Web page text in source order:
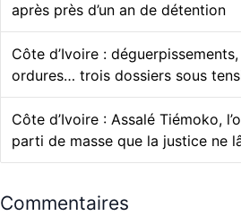
après près d’un an de détention
Côte d’Ivoire :
ordures… trois dossiers sous
Côte d’Ivoire : Assalé Tiémoko,
parti de masse que la justice ne
Commentaires